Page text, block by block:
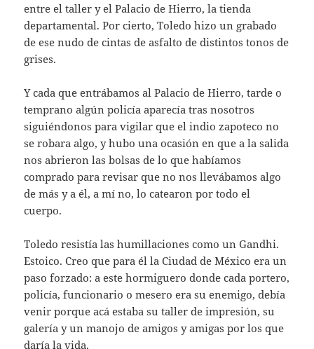
entre el taller y el Palacio de Hierro, la tienda
departamental. Por cierto, Toledo hizo un grabado
de ese nudo de cintas de asfalto de distintos tonos de
grises.
Y cada que entrábamos al Palacio de Hierro, tarde o
temprano algún policía aparecía tras nosotros
siguiéndonos para vigilar que el indio zapoteco no
se robara algo, y hubo una ocasión en que a la salida
nos abrieron las bolsas de lo que habíamos
comprado para revisar que no nos llevábamos algo
de más y a él, a mí no, lo catearon por todo el
cuerpo.
Toledo resistía las humillaciones como un Gandhi.
Estoico. Creo que para él la Ciudad de México era un
paso forzado: a este hormiguero donde cada portero,
policía, funcionario o mesero era su enemigo, debía
venir porque acá estaba su taller de impresión, su
galería y un manojo de amigos y amigas por los que
daría la vida.